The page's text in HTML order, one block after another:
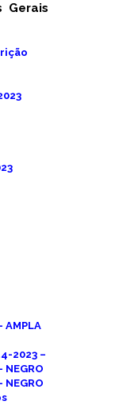
Gerais
AMPLA
2023 –
NEGRO
NEGRO